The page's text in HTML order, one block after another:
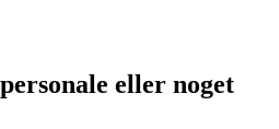
eller noget